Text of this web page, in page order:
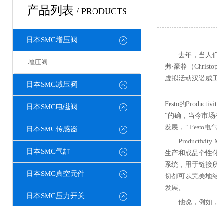
产品列表 / PRODUCTS
日本SMC增压阀
增压阀
日本SMC减压阀
日本SMC电磁阀
日本SMC传感器
日本SMC气缸
日本SMC真空元件
日本SMC压力开关
去年，当人
弗·豪格（
虚拟活动汉诺威
Festo的
“的确，当今市
发展，” Festo电
Productivity
生产和成品个性
系统，用于链接
切都可以完美地
发展。
他说，例如